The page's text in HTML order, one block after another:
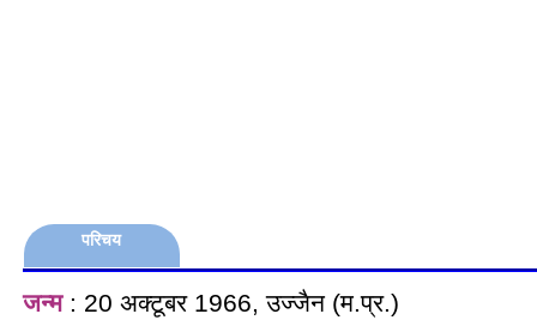
परिचय
जन्म: 20 अक्टूबर 1966, उज्जैन (म.प्र.)